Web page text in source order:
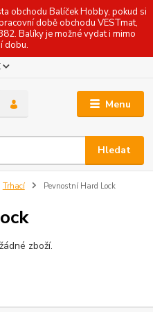
obchodu Balíček Hobby, pokud si
době obchodu VESTmat,
Balíky je možné vydat i mimo
dobu.
Menu
Hledat
Trhací Pevnostní Hard Lock
zboží.